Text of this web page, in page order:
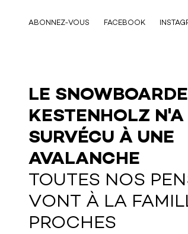
ABONNEZ-VOUS FACEBOOK
LE
KESTENHOLZ N'A
SURVÉCU À UNE
AVALANCHE
TOUTES NOS
VONT À LA
PROCHES